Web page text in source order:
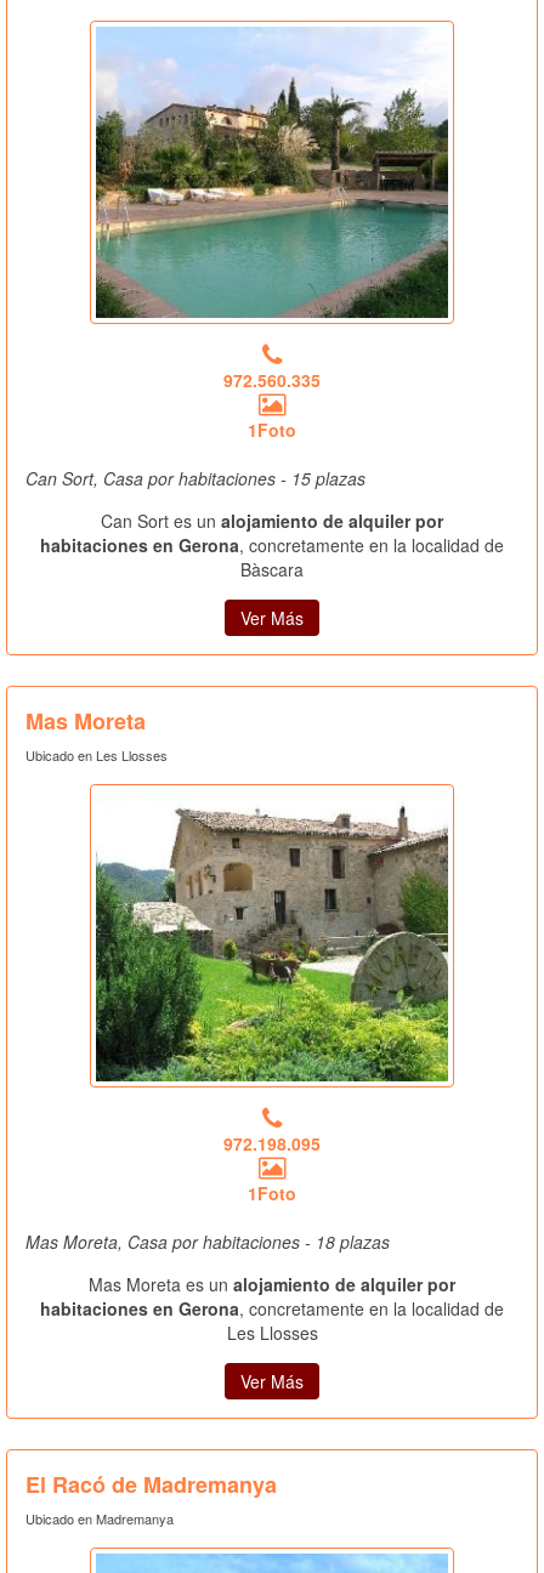
972.560.335
1Foto
Can Sort, Casa por habitaciones - 15 plazas
Can Sort es un alojamiento de alquiler por
habitaciones en Gerona, concretamente en la localidad de
Bàscara
Ver Más
Mas Moreta
Ubicado en Les Llosses
972.198.095
1Foto
Mas Moreta, Casa por habitaciones - 18 plazas
Mas Moreta es un alojamiento de alquiler por
habitaciones en Gerona, concretamente en la localidad de
Les Llosses
Ver Más
El Racó de Madremanya
Ubicado en Madremanya